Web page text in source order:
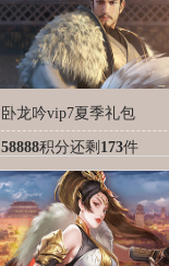
卧龙吟vip7夏季礼包
58888积分还剩 173件